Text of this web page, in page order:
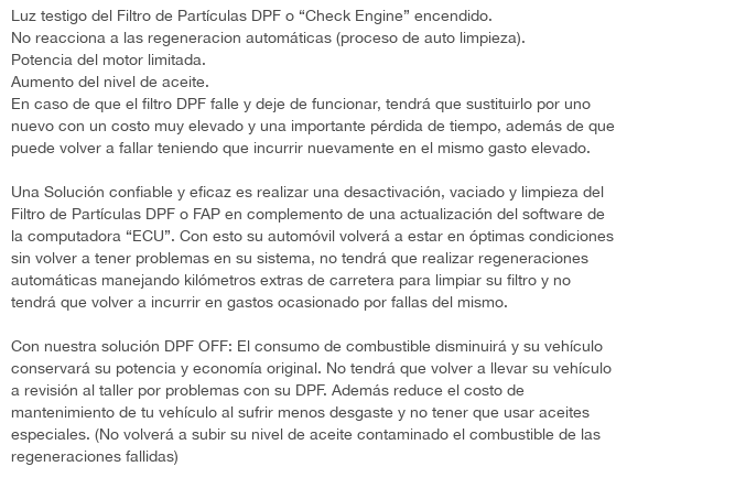
Luz testigo del Filtro de Partículas DPF o “Check Engine” encendido.
No reacciona a las regeneracion automáticas (proceso de auto limpieza).
Potencia del motor limitada.
Aumento del nivel de aceite.
En caso de que el filtro DPF falle y deje de funcionar, tendrá que sustituirlo por uno
nuevo con un costo muy elevado y una importante pérdida de tiempo, además de que
puede volver a fallar teniendo que incurrir nuevamente en el mismo gasto elevado.
Una Solución confiable y eficaz es realizar una desactivación, vaciado y limpieza del
Filtro de Partículas DPF o FAP en complemento de una actualización del software de
la computadora “ECU”. Con esto su automóvil volverá a estar en óptimas condiciones
sin volver a tener problemas en su sistema, no tendrá que realizar regeneraciones
automáticas manejando kilómetros extras de carretera para limpiar su filtro y no
tendrá que volver a incurrir en gastos ocasionado por fallas del mismo.
Con nuestra solución DPF OFF: El consumo de combustible disminuirá y su vehículo
conservará su potencia y economía original. No tendrá que volver a llevar su vehículo
a revisión al taller por problemas con su DPF. Además reduce el costo de
mantenimiento de tu vehículo al sufrir menos desgaste y no tener que usar aceites
especiales. (No volverá a subir su nivel de aceite contaminado el combustible de las
regeneraciones fallidas)